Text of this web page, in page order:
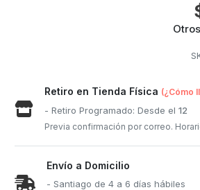
Retiro en Tienda Física (¿Cómo
- Retiro Programado: Desde el12
Previa confirmación por correo.
Envío a Domicilio
- Santiago de 4 a 6 días hábiles